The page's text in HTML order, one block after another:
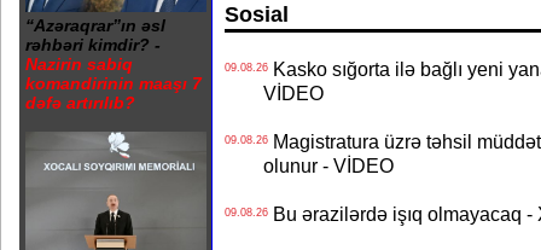
“Azəraqrar”ın əsl
rəhbəri kimdir? -
Nazirin sabiq
komandirinin maaşı 7
dəfə artırılıb?
Sosial
09.08.26Kasko sığorta ilə bağlı yeni
VİDEO
09.08.26Magistratura üzrə təhsil
olunur - VİDEO
09.08.26Bu ərazilərdə işıq olmayacaq